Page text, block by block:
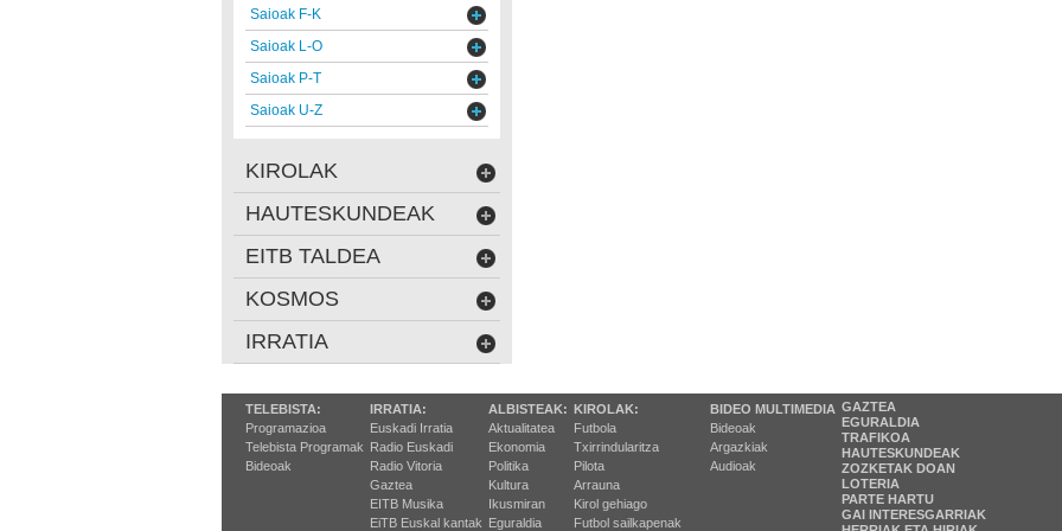
Saioak F-K
Saioak L-O
Saioak P-T
Saioak U-Z
KIROLAK
HAUTESKUNDEAK
EITB TALDEA
KOSMOS
IRRATIA
TELEBISTA:
Programazioa
Telebista Programak
Bideoak
IRRATIA:
Euskadi Irratia
Radio Euskadi
Radio Vitoria
Gaztea
EITB Musika
EiTB Euskal kantak
ALBISTEAK:
Aktualitatea
Ekonomia
Politika
Kultura
Ikusmiran
Eguraldia
KIROLAK:
Futbola
Txirrindularitza
Pilota
Arrauna
Kirol gehiago
Futbol sailkapenak
BIDEO MULTIMEDIA
Bideoak
Argazkiak
Audioak
GAZTEA
EGURALDIA
TRAFIKOA
HAUTESKUNDEAK
ZOZKETAK DOAN
LOTERIA
PARTE HARTU
GAI INTERESGARRIAK